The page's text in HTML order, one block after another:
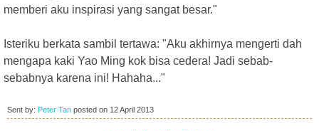
memberi aku inspirasi yang sangat besar."
Isteriku berkata sambil tertawa: "Aku akhirnya mengerti dah
mengapa kaki Yao Ming kok bisa cedera! Jadi sebab-
sebabnya karena ini! Hahaha..."
Sent by: Peter Tan posted on 12 April 2013